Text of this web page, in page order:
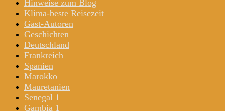
Hinweise zum Blog
Klima-beste Reisezeit
Gast-Autoren
Geschichten
Deutschland
Frankreich
Spanien
Marokko
Mauretanien
Senegal 1
Gambia 1